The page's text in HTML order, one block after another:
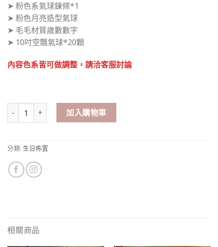
➤ 粉色系氣球鍊條*1
➤ 粉色月亮造型氣球
➤ 毛毛材質歲數數字
➤ 10吋空飄氣球*20顆
內容色系皆可做調整，請洽客服討論
粉色系主題 生日佈置 數量加入購物車
分類: 生日佈置
相關商品